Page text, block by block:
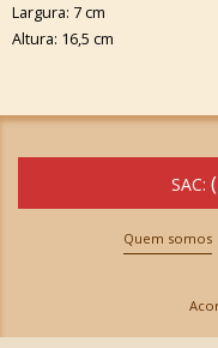
Largura: 7 cm
Altura: 16,5 cm
SAC:
Quem somos